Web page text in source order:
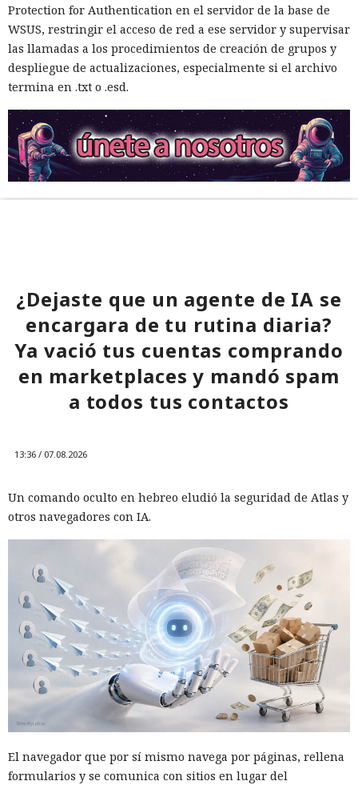
Protection for Authentication en el servidor de la base de
WSUS, restringir el acceso de red a ese servidor y supervisar
las llamadas a los procedimientos de creación de grupos y
despliegue de actualizaciones, especialmente si el archivo
termina en .txt o .esd.
¿Dejaste que un agente de IA se
encargara de tu rutina diaria?
Ya vació tus cuentas comprando
en marketplaces y mandó spam
a todos tus contactos
13:36 / 07.08.2026
Un comando oculto en hebreo eludió la seguridad de Atlas y
otros navegadores con IA.
El navegador que por sí mismo navega por páginas, rellena
formularios y se comunica con sitios en lugar del